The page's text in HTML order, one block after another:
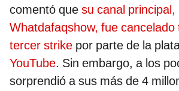
comentó que su canal principal,
Whatdafaqshow, fue cancelado
tercer strike por parte de la
YouTube. Sin embargo, a los
sorprendió a sus más de 4